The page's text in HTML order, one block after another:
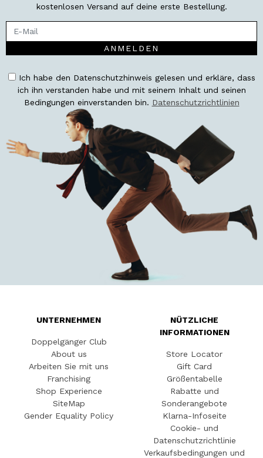
kostenlosen Versand auf deine erste Bestellung.
ANMELDEN
Ich habe den Datenschutzhinweis gelesen und erkläre, dass
ich ihn verstanden habe und mit seinem Inhalt und seinen
Bedingungen einverstanden bin. Datenschutzrichtlinien
UNTERNEHMEN
Doppelgänger Club
About us
Arbeiten Sie mit uns
Franchising
Shop Experience
SiteMap
Gender Equality Policy
NÜTZLICHE
INFORMATIONEN
Store Locator
Gift Card
Größentabelle
Rabatte und
Sonderangebote
Klarna-Infoseite
Cookie- und
Datenschutzrichtlinie
Verkaufsbedingungen und